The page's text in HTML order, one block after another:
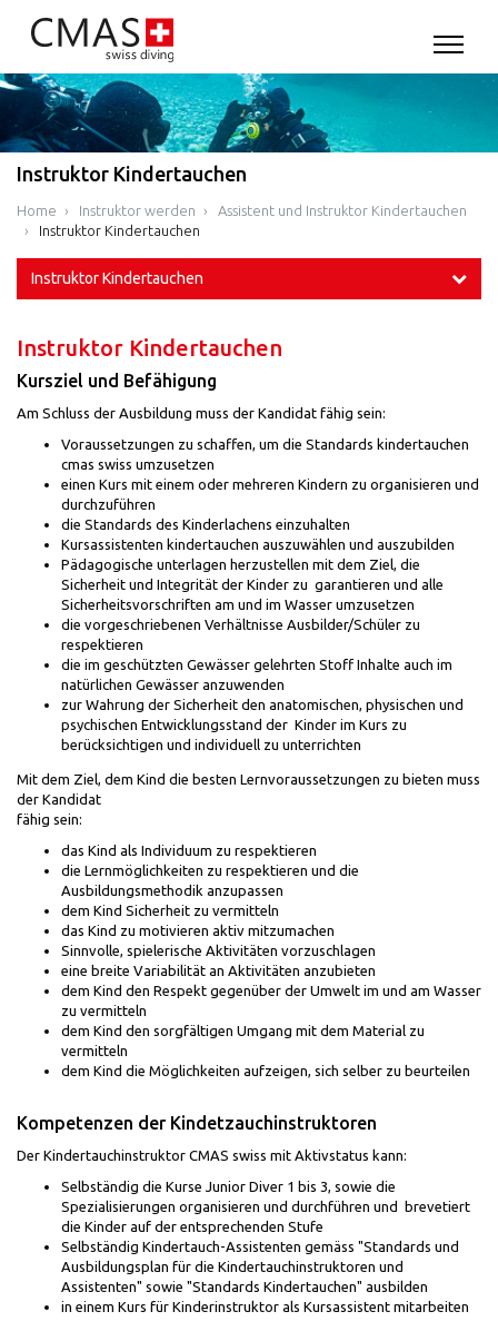
Instruktor Kindertauchen
Home Instruktor werden
Assistent und Instruktor Kindertauchen
Instruktor Kindertauchen
Instruktor Kindertauchen
Instruktor Kindertauchen
Kursziel und Befähigung
Am Schluss der Ausbildung muss der Kandidat fähig sein:
Voraussetzungen zu schaffen, um die Standards kindertauchen
cmas swiss umzusetzen
einen Kurs mit einem oder mehreren Kindern zu organisieren und
durchzuführen
die Standards des Kinderlachens einzuhalten
Kursassistenten kindertauchen auszuwählen und auszubilden
Pädagogische unterlagen herzustellen mit dem Ziel, die
Sicherheit und Integrität der Kinder zu garantieren und alle
Sicherheitsvorschriften am und im Wasser umzusetzen
die vorgeschriebenen Verhältnisse Ausbilder/Schüler zu
respektieren
die im geschützten Gewässer gelehrten Stoff Inhalte auch im
natürlichen Gewässer anzuwenden
zur Wahrung der Sicherheit den anatomischen, physischen und
psychischen Entwicklungsstand der Kinder im Kurs zu
berücksichtigen und individuell zu unterrichten
Mit dem Ziel, dem Kind die besten Lernvoraussetzungen zu bieten muss
der Kandidat
fähig sein:
das Kind als Individuum zu respektieren
die Lernmöglichkeiten zu respektieren und die
Ausbildungsmethodik anzupassen
dem Kind Sicherheit zu vermitteln
das Kind zu motivieren aktiv mitzumachen
Sinnvolle, spielerische Aktivitäten vorzuschlagen
eine breite Variabilität an Aktivitäten anzubieten
dem Kind den Respekt gegenüber der Umwelt im und am Wasser
zu vermitteln
dem Kind den sorgfältigen Umgang mit dem Material zu
vermitteln
dem Kind die Möglichkeiten aufzeigen, sich selber zu beurteilen
Kompetenzen der Kindetzauchinstruktoren
Der Kindertauchinstruktor CMAS swiss mit Aktivstatus kann:
Selbständig die Kurse Junior Diver 1 bis 3, sowie die
Spezialisierungen organisieren und durchführen und brevetiert
die Kinder auf der entsprechenden Stufe
Selbständig Kindertauch-Assistenten gemäss "Standards und
Ausbildungsplan für die Kindertauchinstruktoren und
Assistenten" sowie "Standards Kindertauchen" ausbilden
in einem Kurs für Kinderinstruktor als Kursassistent mitarbeiten